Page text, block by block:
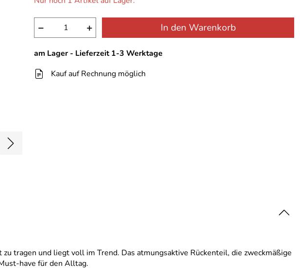
− + In den Warenkorb
am Lager - Lieferzeit 1-3 Werktage
Kauf auf Rechnung möglich
tragen und liegt voll im Trend. Das atmungsaktive Rückenteil, die zweckmäßige
have für den Alltag.